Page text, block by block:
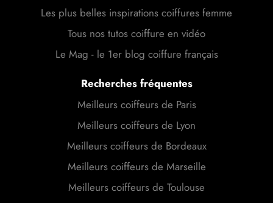
Les plus belles inspirations coiffures femme
Tous nos tutos coiffure en vidéo
Le Mag - le 1er blog coiffure français
Recherches fréquentes
Meilleurs coiffeurs de Paris
Meilleurs coiffeurs de Lyon
Meilleurs coiffeurs de Bordeaux
Meilleurs coiffeurs de Marseille
Meilleurs coiffeurs de Toulouse